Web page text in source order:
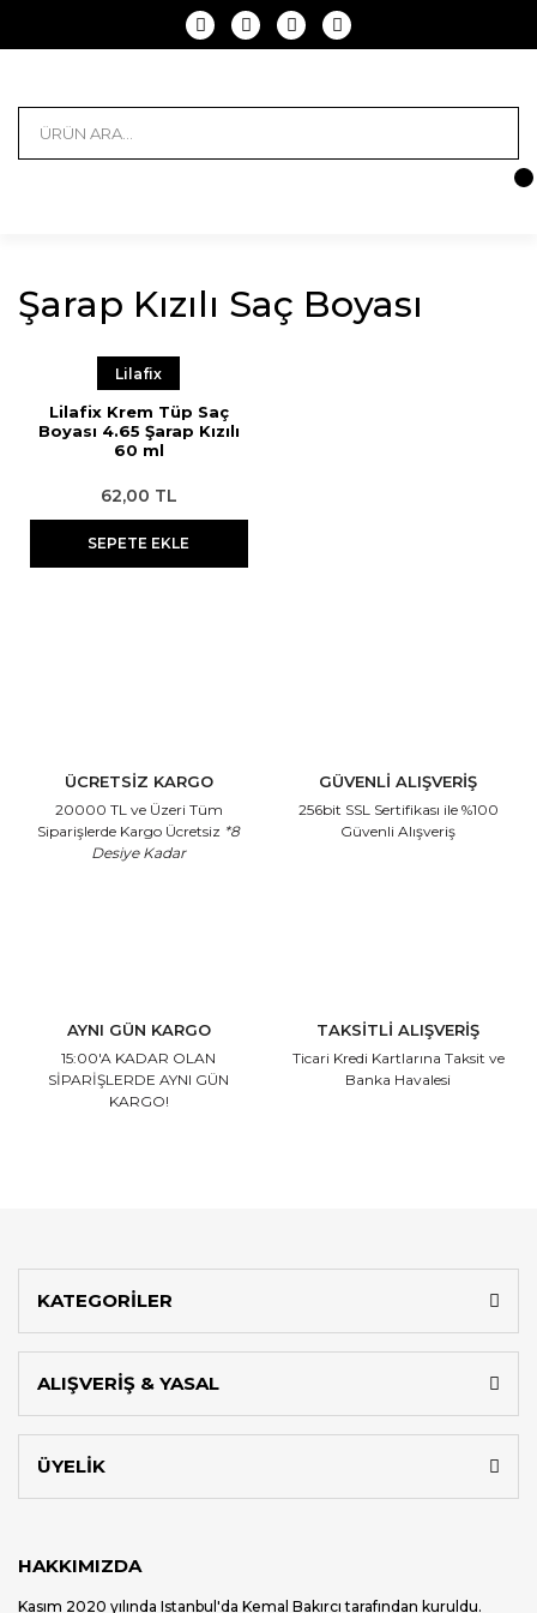
Şarap Kızılı Saç Boyası
Lilafix
Lilafix Krem Tüp Saç
Boyası 4.65 Şarap Kızılı
60 ml
62,00 TL
SEPETE EKLE
ÜCRETSİZ KARGO
20000 TL ve Üzeri Tüm
Siparişlerde Kargo Ücretsiz *8
Desiye Kadar
GÜVENLİ ALIŞVERİŞ
256bit SSL Sertifikası ile %100
Güvenli Alışveriş
AYNI GÜN KARGO
15:00'A KADAR OLAN
SİPARİŞLERDE AYNI GÜN
KARGO!
TAKSİTLİ ALIŞVERİŞ
Ticari Kredi Kartlarına Taksit ve
Banka Havalesi
KATEGORİLER
ALIŞVERİŞ & YASAL
ÜYELİK
HAKKIMIZDA
Kasım 2020 yılında Istanbul'da Kemal Bakırcı tarafından kuruldu.